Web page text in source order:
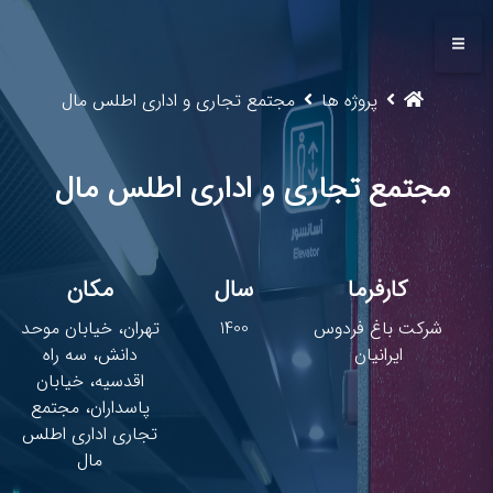
پروژه ها مجتمع تجاری و اداری اطلس مال
مجتمع تجاری و اداری اطلس مال
کارفرما
شرکت باغ فردوس
ایرانیان
سال
1400
مکان
تهران، خیابان موحد
دانش، سه راه
اقدسیه، خیابان
پاسداران، مجتمع
تجاری اداری اطلس
مال